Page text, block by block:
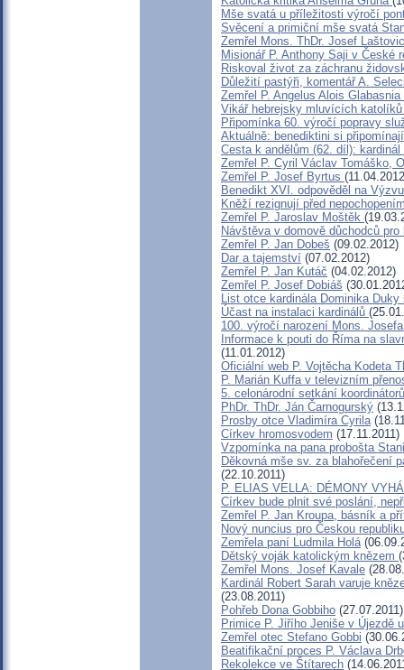
Mše svatá u příležitosti výročí
Svěcení a primiční mše svatá
Zemřel Mons. ThDr. Josef
Misionář P. Anthony Saji v České
Riskoval život za záchranu
Důležití pastýři, komentář A.
Zemřel P. Angelus Alois Glabasnia
Vikář hebrejsky mluvících
Připomínka 60. výročí popravy
Aktuálně: benediktini si
Cesta k andělům (62. díl):
Zemřel P. Cyril Václav Tomáško,
Zemřel P. Josef Byrtus
Benedikt XVI. odpověděl na
Kněží rezignují před
Zemřel P. Jaroslav Moštěk
Návštěva v domově důchodců pro
Zemřel P. Jan Dobeš (09.02.2012)
Dar a tajemství (07.02.2012)
Zemřel P. Jan Kutáč (04.02.2012)
Zemřel P. Josef Dobiáš
List otce kardinála Dominika
Účast na instalaci kardinálů
100. výročí narození Mons.
Informace k pouti do Říma na
(11.01.2012)
Oficiální web P. Vojtěcha Kodeta
P. Marián Kuffa v televizním
5. celonárodní setkání
PhDr. ThDr. Ján Čarnogurský
Prosby otce Vladimíra Cyrila
Církev hromosvodem (17.11.2011)
Vzpomínka na pana probošta
Děkovná mše sv. za blahořečení
(22.10.2011)
P. ELIAS VELLA: DÉMONY
Církev bude plnit své poslání,
Zemřel P. Jan Kroupa, básník a
Nový nuncius pro Českou
Zemřela paní Ludmila Holá
Dětský voják katolickým knězem
Zemřel Mons. Josef Kavale
Kardinál Robert Sarah varuje
(23.08.2011)
Pohřeb Dona Gobbiho (27.07.2011)
Primice P. Jiřího Jeniše v Újezdě
Zemřel otec Stefano Gobbi
Beatifikační proces P. Václava
Rekolekce ve Štítarech